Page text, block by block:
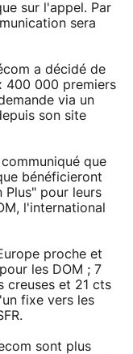
sur l'appel. Par
sera
a décidé de
400 000 premiers
via un
son site
que
bénéficieront
Plus" pour leurs
l'international
proche et
les DOM ; 7
creuses et 21 cts
fixe vers les
sont plus